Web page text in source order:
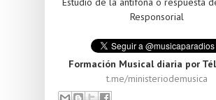
Responsorial
Formación Musical diaria por
t.me/ministeriodemusica